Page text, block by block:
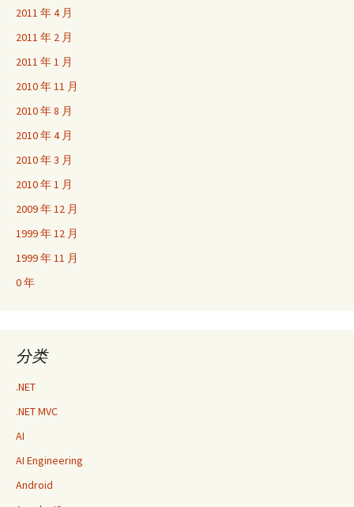
2011 年 4 月
2011 年 2 月
2011 年 1 月
2010 年 11 月
2010 年 8 月
2010 年 4 月
2010 年 3 月
2010 年 1 月
2009 年 12 月
1999 年 12 月
1999 年 11 月
0 年
分类
.NET
.NET MVC
AI
AI Engineering
Android